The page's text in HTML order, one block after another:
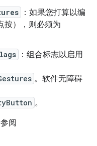
：如果您打算以编
按），则必须为
：组合标志以启用
。软件无障碍
。
阅